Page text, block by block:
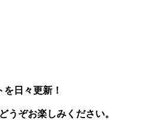
日々更新！
うぞお楽しみください。